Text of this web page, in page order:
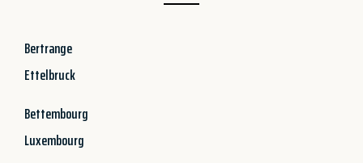
Bertrange
Ettelbruck
Bettembourg
Luxembourg